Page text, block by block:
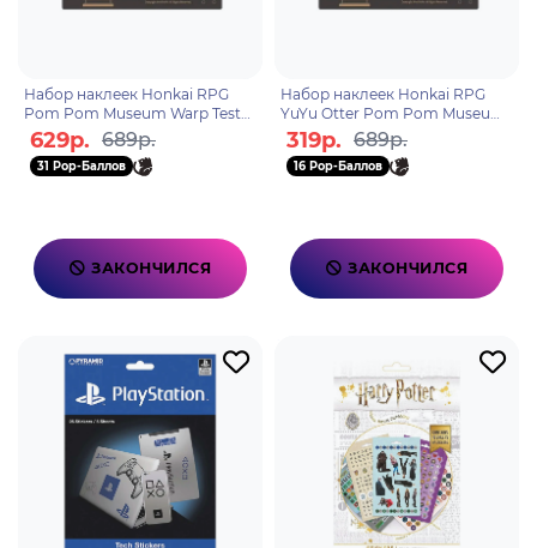
Набор наклеек Honkai RPG
Pom Pom Museum Warp Test
6976525005001
629р. 689р.
31 Pop-Баллов
ЗАКОНЧИЛСЯ
Набор наклеек Honkai RPG
YuYu Otter Pom Pom Museum
6976525004981
319р. 689р.
16 Pop-Баллов
ЗАКОНЧИЛСЯ